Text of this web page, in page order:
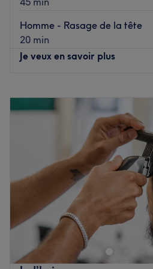
Thierry, un coiffeur et barbier
'saura réaliser la coiffure
couleurs des vrais kingsman de
anglais, classique et
Les spécialités de
coloration et lissage.
Le petit plus :'Thierry prendra
jouer un petit air de guitare
agréable moment de joie et de
Voir le
Homme - Rasage de la tête
20 min
Je veux en savoir plus
Samedi
Dimanche
Bienvenue chez Buddha Barbe,
installé dans le 17ᵉ
de la place du Maréchal Juin. Je
environnement propice à la
Taille de la barbe classique ou